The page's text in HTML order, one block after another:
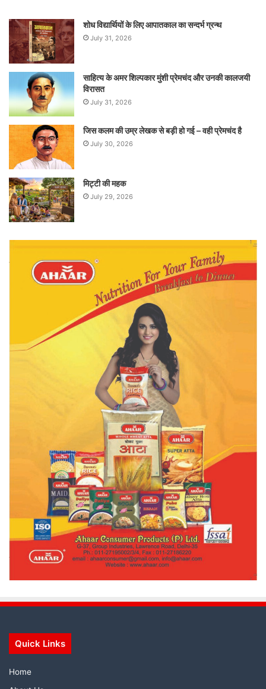
शोध विद्यार्थियों के लिए आपातकाल का सन्दर्भ ग्रन्थ
July 31, 2026
साहित्य के अमर शिल्पकार मुंशी प्रेमचंद और उनकी कालजयी
विरासत
July 31, 2026
जिस कलम की उम्र लेखक से बड़ी हो गई – वही प्रेमचंद है
July 30, 2026
मिट्टी की महक
July 29, 2026
Quick Links
Home